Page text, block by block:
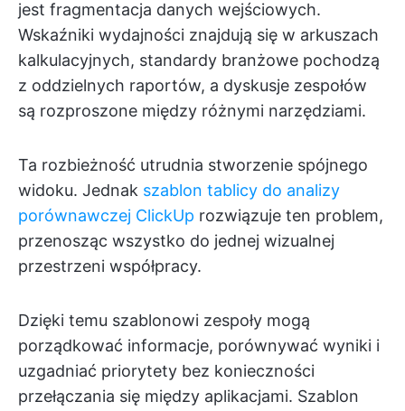
jest fragmentacja danych wejściowych.
Wskaźniki wydajności znajdują się w arkuszach
kalkulacyjnych, standardy branżowe pochodzą
z oddzielnych raportów, a dyskusje zespołów
są rozproszone między różnymi narzędziami.
Ta rozbieżność utrudnia stworzenie spójnego
widoku. Jednak szablon tablicy do analizy
porównawczej ClickUp rozwiązuje ten problem,
przenosząc wszystko do jednej wizualnej
przestrzeni współpracy.
Dzięki temu szablonowi zespoły mogą
porządkować informacje, porównywać wyniki i
uzgadniać priorytety bez konieczności
przełączania się między aplikacjami. Szablon